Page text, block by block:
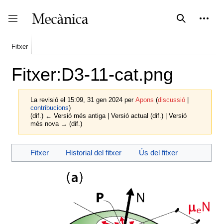
contingut
Mostra o oculta la barra lateral Cerca
Fitxer
Fitxer:D3-11-cat.png
La revisió el 15:09, 31 gen 2024 perApons (discussió
contribucions)
(dif.) ← Versió més antiga | Versió actual (dif.) | Versió
més nova → (dif.)
Fitxer Historial del fitxer Ús del fitxer